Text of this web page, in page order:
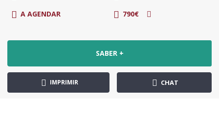
A AGENDAR 790€
SABER +
IMPRIMIR CHAT